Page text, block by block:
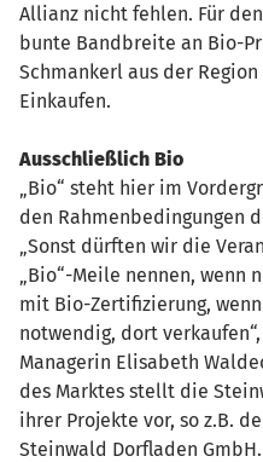
Allianz nicht fehlen. Für
bunte Bandbreite an Bio-
Schmankerl aus der
Einkaufen.
Ausschließlich Bio
„Bio“ steht hier im
den Rahmenbedingungen
„Sonst dürften wir die
„Bio“-Meile nennen,
mit Bio-Zertifizierung,
notwendig, dort
Managerin Elisabeth
des Marktes stellt die
ihrer Projekte vor, so z.B.
Steinwald Dorfladen